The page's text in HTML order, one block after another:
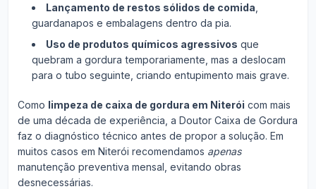
Lançamento de restos sólidos de comida
guardanapos e embalagens dentro da pia.
Uso de produtos químicos agressivos que
quebram a gordura temporariamente, mas a deslocam
para o tubo seguinte, criando entupimento mais grave.
Como limpeza de caixa de gordura em Niterói com mais
de uma década de experiência, a Doutor Caixa de Gordura
faz o diagnóstico técnico antes de propor a solução. Em
muitos casos em Niterói recomendamos apenas
manutenção preventiva mensal, evitando obras
desnecessárias.